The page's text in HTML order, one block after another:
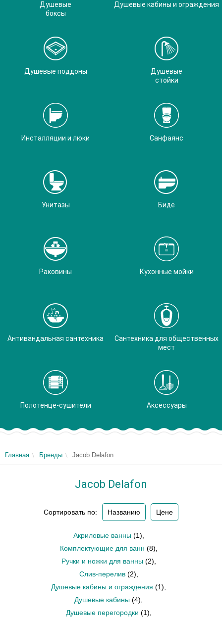
Душевые
боксы
Душевые кабины и ограждения
Душевые поддоны
Душевые
стойки
Инсталляции и люки Санфаянс
Унитазы Биде
Раковины Кухонные мойки
Антивандальная сантехника
Сантехника для общественных
мест
Полотенце-сушители Аксессуары
Главная Бренды Jacob Delafon
Jacob Delafon
Сортировать по: Названию Цене
Акриловые ванны (1)
Комплектующие для ванн (8)
Ручки и ножки для ванны (2)
Слив-перелив (2)
Душевые кабины и ограждения (1)
Душевые кабины (4)
Душевые перегородки (1)